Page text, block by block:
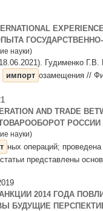
науки)
Гудименко Г.В.
импорт озамещения //
AND TRADE
РОССИИ
науки)
ных операций;
представлены
2014 ГОДА
БУДУЩИЕ